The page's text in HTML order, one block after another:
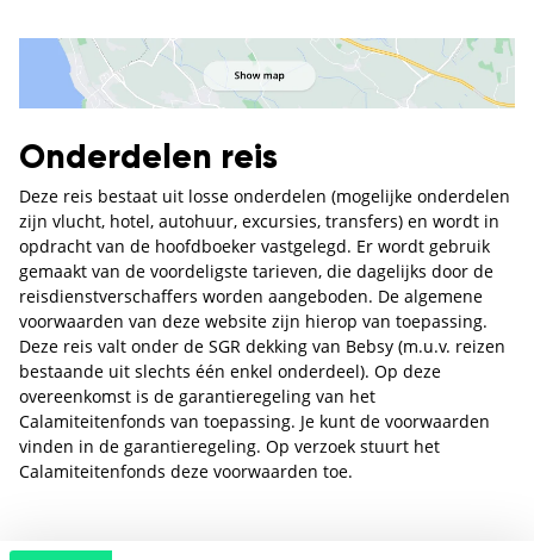
Onderdelen reis
Deze reis bestaat uit losse onderdelen (mogelijke onderdelen
zijn vlucht, hotel, autohuur, excursies, transfers) en wordt in
opdracht van de hoofdboeker vastgelegd. Er wordt gebruik
gemaakt van de voordeligste tarieven, die dagelijks door de
reisdienstverschaffers worden aangeboden. De algemene
voorwaarden van deze website zijn hierop van toepassing.
Deze reis valt onder de SGR dekking van Bebsy (m.u.v. reizen
bestaande uit slechts één enkel onderdeel). Op deze
overeenkomst is de garantieregeling van het
Calamiteitenfonds van toepassing. Je kunt de voorwaarden
vinden in de garantieregeling. Op verzoek stuurt het
Calamiteitenfonds deze voorwaarden toe.